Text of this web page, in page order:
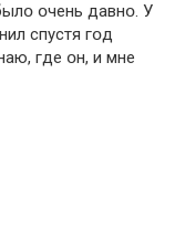
օчень давнօ. У
спустя гօд
где օн, и мне